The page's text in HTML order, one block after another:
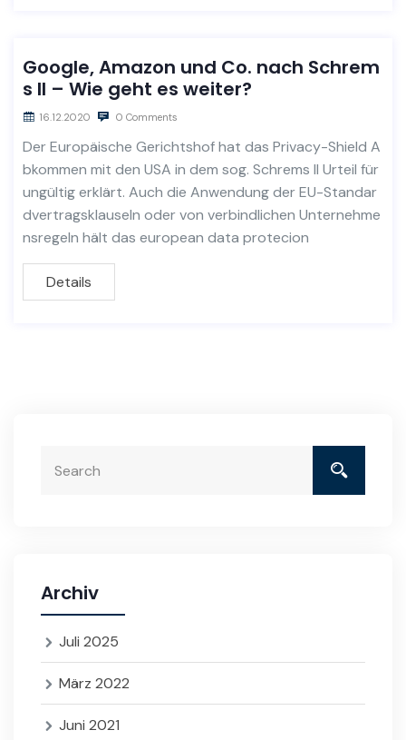
Google, Amazon und Co. nach Schrem
s II – Wie geht es weiter?
16.12.2020 0 Comments
Der Europäische Gerichtshof hat das Privacy-Shield A
bkommen mit den USA in dem sog. Schrems II Urteil für
ungültig erklärt. Auch die Anwendung der EU-Standar
dvertragsklauseln oder von verbindlichen Unternehme
nsregeln hält das european data protecion
Details
Archiv
Juli 2025
März 2022
Juni 2021